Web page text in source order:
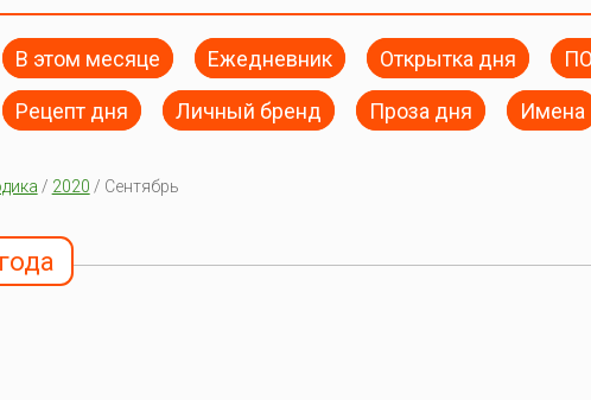
В этом месяце Ежедневник Открытка дня
Рецепт дня Личный бренд Проза дня Имена
/ 2020 / Сентябрь